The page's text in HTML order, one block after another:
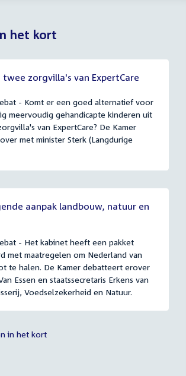
het kort
twee zorgvilla's van ExpertCare
- Komt er een goed alternatief voor
meervoudig gehandicapte kinderen uit
van ExpertCare? De Kamer
met minister Sterk (Langdurige
aanpak landbouw, natuur en
- Het kabinet heeft een pakket
met maatregelen om Nederland van
te halen. De Kamer debatteert erover
Essen en staatssecretaris Erkens van
Voedselzekerheid en Natuur.
in het kort